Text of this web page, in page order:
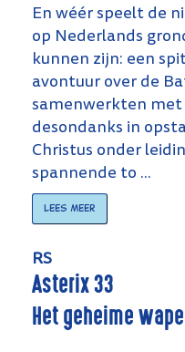
En wéér speelt de
op Nederlands
kunnen zijn: een
avontuur over de
samenwerkten met
desondanks in
Christus onder
spannende to ...
Lees meer
RS
Asterix 33
Het geheime